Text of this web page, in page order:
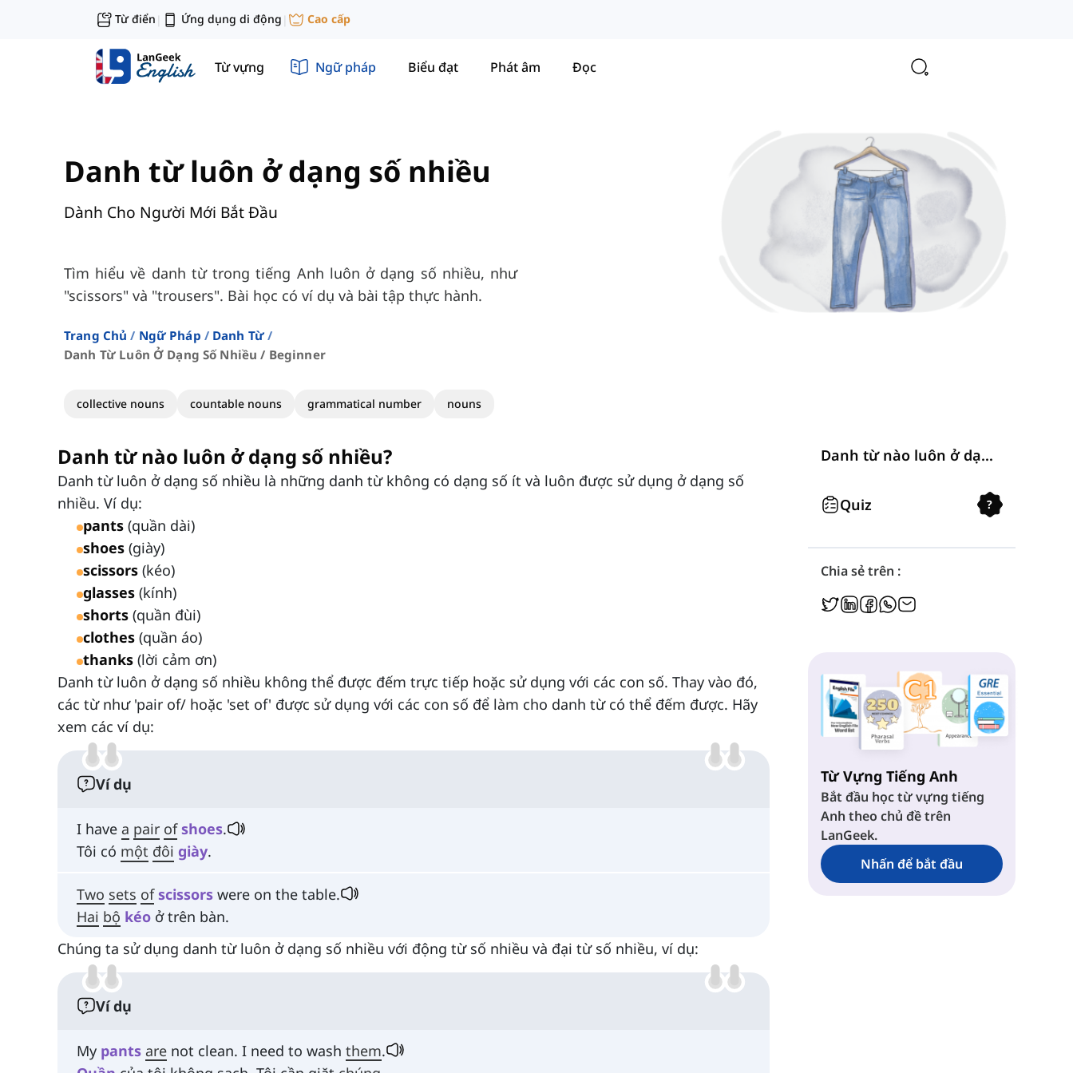
Từ điển | Ứng dụng di động | Cao cấp
Từ vựng Ngữ pháp Biểu đạt Phát âm Đọc
Danh từ luôn ở dạng số nhiều
Dành Cho Người Mới Bắt Đầu
Tìm hiểu về danh từ trong tiếng Anh luôn ở dạng số nhiều, như
"scissors" và "trousers". Bài học có ví dụ và bài tập thực hành.
Trang Chủ Ngữ Pháp
Danh Từ
Danh Từ Luôn Ở Dạng Số Nhiều / Beginner
collective nouns countable nouns grammatical number nouns
Danh từ nào luôn ở dạng số nhiều?
Danh từ luôn ở dạng số nhiều là những danh từ không có dạng số ít và luôn được sử dụng ở dạng số
nhiều. Ví dụ:
pants (quần dài)
shoes (giày)
scissors (kéo)
glasses (kính)
shorts (quần đùi)
clothes (quần áo)
thanks (lời cảm ơn)
Danh từ luôn ở dạng số nhiều không thể được đếm trực tiếp hoặc sử dụng với các con số. Thay vào đó,
các từ như 'pair of/ hoặc 'set of' được sử dụng với các con số để làm cho danh từ có thể đếm được. Hãy
xem các ví dụ:
Ví dụ
I have a pair of shoes.
Tôi có một đôi giày.
Two sets of scissors were on the table.
Hai bộ kéo ở trên bàn.
Chúng ta sử dụng danh từ luôn ở dạng số nhiều với động từ số nhiều và đại từ số nhiều, ví dụ:
Ví dụ
My pants are not clean. I need to wash them.
Danh từ nào luôn ở dạng số nhiều?
Quiz ?
Chia sẻ trên :
Từ Vựng Tiếng Anh
Bắt đầu học từ vựng tiếng
Anh theo chủ đề trên
LanGeek.
Nhấn để bắt đầu